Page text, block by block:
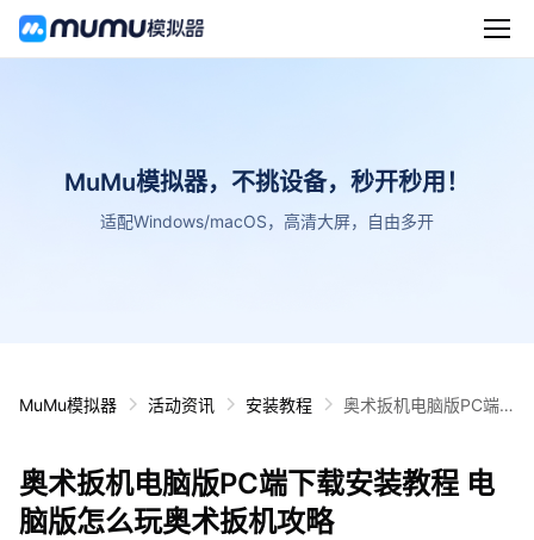
MuMu模拟器，不挑设备，秒开秒用！
适配Windows/macOS，高清大屏，自由多开
MuMu模拟器 活动资讯 安装教程
奥术扳机电脑版PC端
奥术扳机电脑版PC端下载安装教程 电
脑版怎么玩奥术扳机攻略